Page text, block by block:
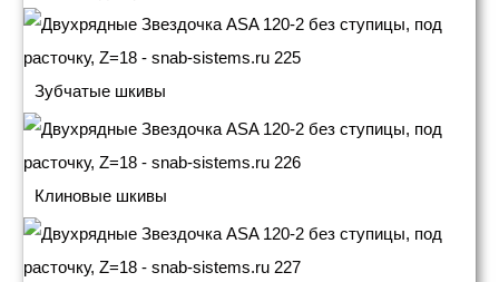
Зубчатые шкивы
Клиновые шкивы